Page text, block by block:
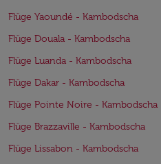
Flüge Yaoundé - Kambodscha
Flüge Douala - Kambodscha
Flüge Luanda - Kambodscha
Flüge Dakar - Kambodscha
Flüge Pointe Noire - Kambodscha
Flüge Brazzaville - Kambodscha
Flüge Lissabon - Kambodscha